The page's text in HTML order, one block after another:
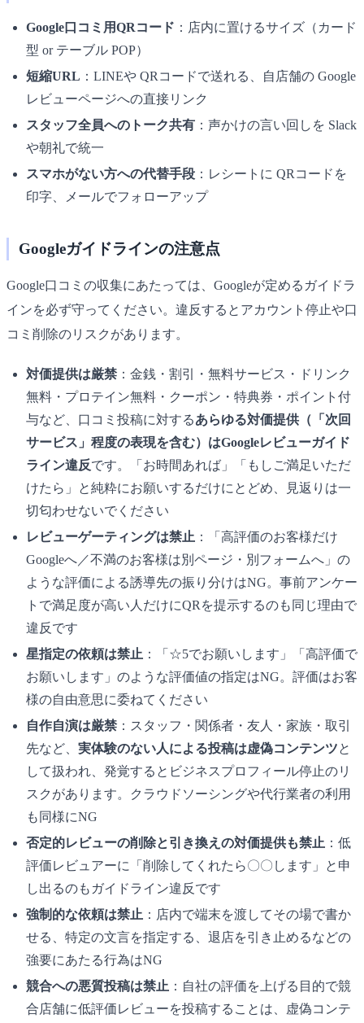
Google口コミ用QRコード ：店内に置けるサイズ（カード
型 or テーブル POP）
短縮URL ：LINEや QRコードで送れる、自店舗の Google
レビューページへの直接リンク
スタッフ全員へのトーク共有 ：声かけの言い回しを Slack
や朝礼で統一
スマホがない方への代替手段 ：レシートに QRコードを
印字、メールでフォローアップ
Googleガイドラインの注意点
Google口コミの収集にあたっては、Googleが定めるガイドラ
インを必ず守ってください。違反するとアカウント停止や口
コミ削除のリスクがあります。
対価提供は厳禁 ：金銭・割引・無料サービス・ドリンク
無料・プロテイン無料・クーポン・特典券・ポイント付
与など、口コミ投稿に対するあらゆる対価提供（「次回
サービス」程度の表現を含む）はGoogleレビューガイド
ライン違反です。「お時間あれば」「もしご満足いただ
けたら」と純粋にお願いするだけにとどめ、見返りは一
切匂わせないでください
レビューゲーティングは禁止 ：「高評価のお客様だけ
Googleへ／不満のお客様は別ページ・別フォームへ」の
ような評価による誘導先の振り分けはNG。事前アンケー
トで満足度が高い人だけにQRを提示するのも同じ理由で
違反です
星指定の依頼は禁止 ：「☆5でお願いします」「高評価で
お願いします」のような評価値の指定はNG。評価はお客
様の自由意思に委ねてください
自作自演は厳禁 ：スタッフ・関係者・友人・家族・取引
先など、 実体験のない人による投稿は虚偽コンテンツと
して扱われ、発覚するとビジネスプロフィール停止のリ
スクがあります。クラウドソーシングや代行業者の利用
も同様にNG
否定的レビューの削除と引き換えの対価提供も禁止 ：低
評価レビュアーに「削除してくれたら〇〇します」と申
し出るのもガイドライン違反です
強制的な依頼は禁止 ：店内で端末を渡してその場で書か
せる、特定の文言を指定する、退店を引き止めるなどの
強要にあたる行為はNG
競合への悪質投稿は禁止 ：自社の評価を上げる目的で競
合店舗に低評価レビューを投稿することは、虚偽コンテ